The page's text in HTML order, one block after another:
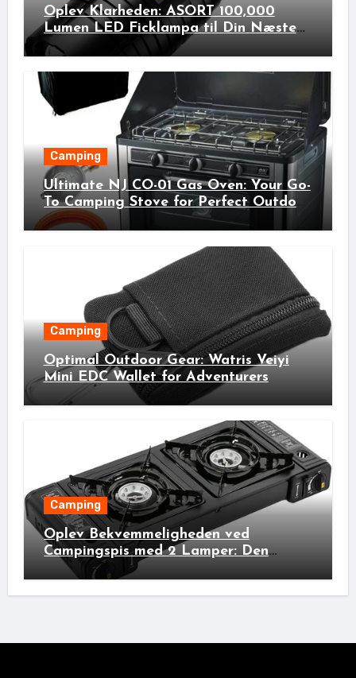
Oplev Klarheden: ASORT 100,000
Lumen LED Ficklampa til Din Næste
Udendørs Eventyr!
Camping
Ultimate NJ CO-01 Gas Oven: Your Go-
To Camping Stove for Perfect Outdoor
Cooking!
Camping
Optimal Outdoor Gear: Watris Veiyi
Mini EDC Wallet for Adventurers
Camping
Oplev Bekvemmeligheden ved
Campingspis med 2 Lamper: Den
Ideelle Bivakpartner!